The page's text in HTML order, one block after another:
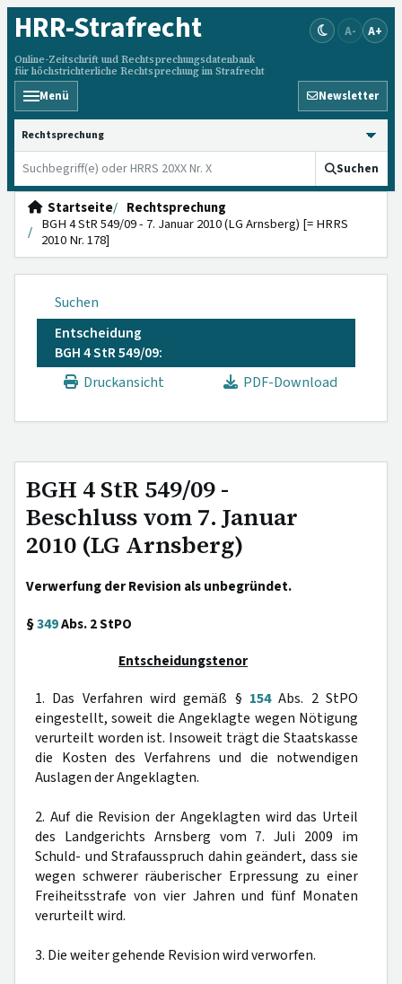
HRR-Strafrecht
Online-Zeitschrift und Rechtsprechungsdatenbank
für höchstrichterliche Rechtsprechung im Strafrecht
A- A+
Menü Newsletter
HRRS durchsuchen
Suchen
Startseite
Rechtsprechung
BGH 4 StR 549/09 - 7. Januar 2010 (LG Arnsberg) [= HRRS
2010 Nr. 178]
Suchen
Entscheidung
BGH 4 StR 549/09:
Druckansicht
PDF-Download
BGH 4 StR 549/09 -
Beschluss vom 7. Januar
2010 (LG Arnsberg)
Verwerfung der Revision als unbegründet.
§349Abs. 2 StPO
Entscheidungstenor
1. Das Verfahren wird gemäß § 154Abs. 2 StPO
eingestellt, soweit die Angeklagte wegen Nötigung
verurteilt worden ist. Insoweit trägt die Staatskasse
die Kosten des Verfahrens und die notwendigen
Auslagen der Angeklagten.
2. Auf die Revision der Angeklagten wird das Urteil
des Landgerichts Arnsberg vom 7. Juli 2009 im
Schuld- und Strafausspruch dahin geändert, dass sie
wegen schwerer räuberischer Erpressung zu einer
Freiheitsstrafe von vier Jahren und fünf Monaten
verurteilt wird.
3. Die weiter gehende Revision wird verworfen.